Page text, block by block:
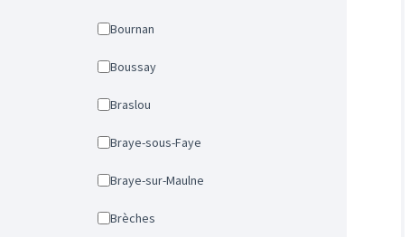
Bournan
Boussay
Braslou
Braye-sous-Faye
Braye-sur-Maulne
Brèches